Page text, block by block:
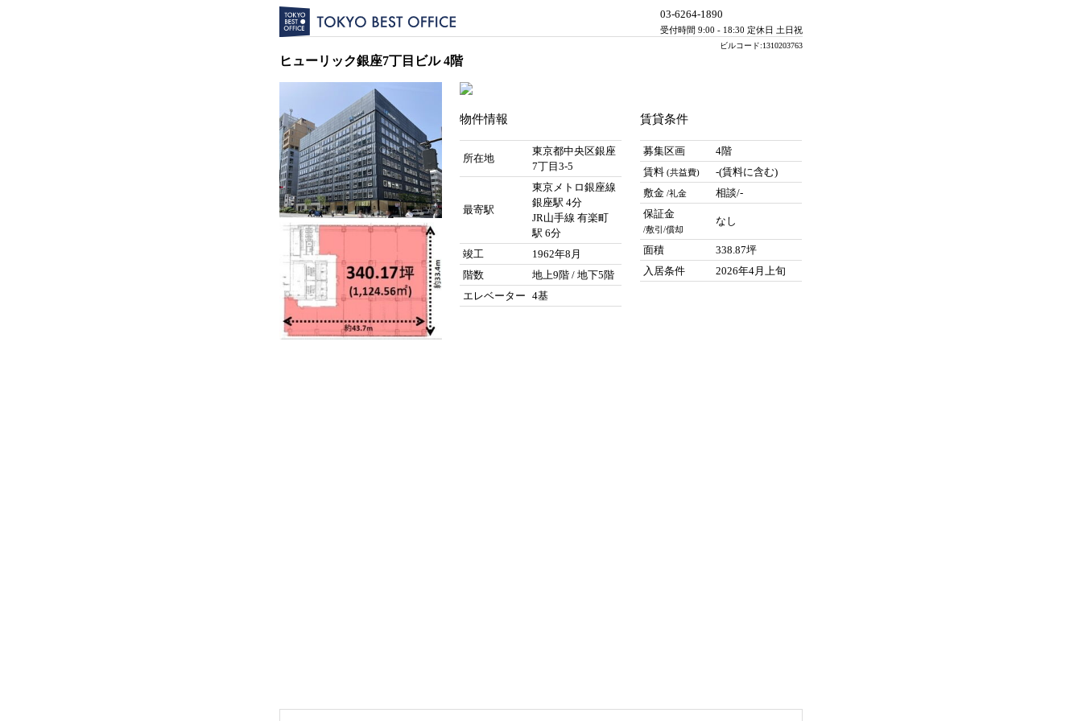
03-6264-1890
受付時間 9:00 - 18:30 定休日 土日祝
ビルコード:1310203763
ヒューリック銀座7丁目ビル 4階
物件情報
所在地
東京都中央区銀座
7丁目3-5
最寄駅
東京メトロ銀座線
銀座駅 4分
JR山手線 有楽町
駅 6分
竣工
1962年8月
階数
地上9階 / 地下5階
エレベーター 4基
賃貸条件
募集区画
4階
賃料(共益費)
-(賃料に含む)
敷金/礼金
相談/-
保証金
/敷引/償却
なし
面積
338.87坪
入居条件
2026年4月上旬